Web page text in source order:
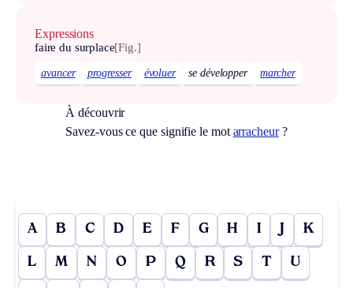
Expressions
faire du surplace[Fig.]
avancer progresser évoluer se développer marcher
À découvrir
Savez-vous ce que signifie le mot arracheur?
A B C D E F G H I J K
L M N O P Q R S T U